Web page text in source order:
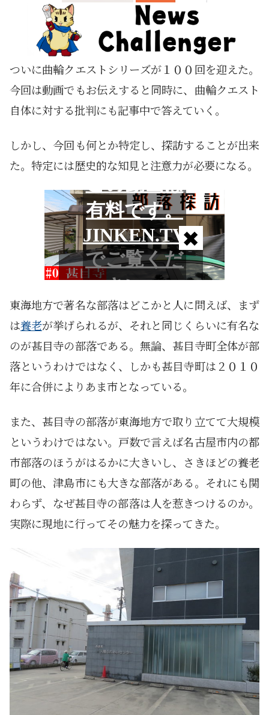
ついに曲輪クエストシリーズが１００回を迎えた。
今回は動画でもお伝えすると同時に、曲輪クエスト
自体に対する批判にも記事中で答えていく。
しかし、今回も何とか特定し、探訪することが出来
た。特定には歴史的な知見と注意力が必要になる。
東海地方で著名な部落はどこかと人に問えば、まず
は養老が挙げられるが、それと同じくらいに有名な
のが甚目寺の部落である。無論、甚目寺町全体が部
落というわけではなく、しかも甚目寺町は２０１０
年に合併によりあま市となっている。
また、甚目寺の部落が東海地方で取り立てて大規模
というわけではない。戸数で言えば名古屋市内の都
市部落のほうがはるかに大きいし、さきほどの養老
町の他、津島市にも大きな部落がある。それにも関
わらず、なぜ甚目寺の部落は人を惹きつけるのか。
実際に現地に行ってその魅力を探ってきた。